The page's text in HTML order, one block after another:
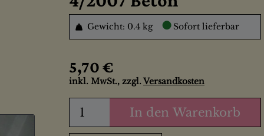
Gewicht: 0.4 kg ● Sofort lieferbar
5,70 €
inkl. MwSt., zzgl. Versandkosten
In den Warenkorb